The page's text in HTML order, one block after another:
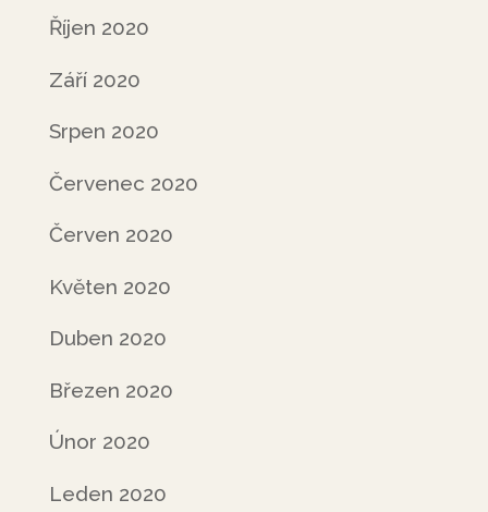
Říjen 2020
Září 2020
Srpen 2020
Červenec 2020
Červen 2020
Květen 2020
Duben 2020
Březen 2020
Únor 2020
Leden 2020